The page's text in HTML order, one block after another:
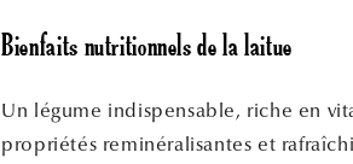
Bienfaits nutritionnels de la laitue
Un légume indispensable, riche en
propriétés reminéralisantes et